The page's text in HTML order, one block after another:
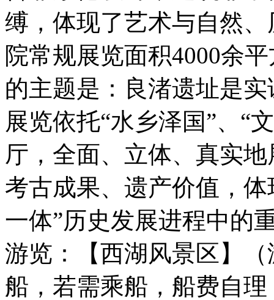
缚，体现了艺术与自然
院常规展览面积4000余
的主题是：良渚遗址是
展览依托“水乡泽国”、“
厅，全面、立体、真实
考古成果、遗产价值，
一体”历史发展进程中的
游览：【西湖风景区】
船，若需乘船，船费自